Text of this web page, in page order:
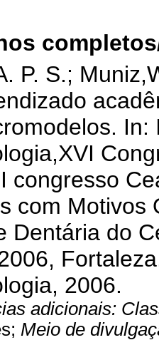
P. S.;
congresso
com Motivos
Dentária do
2006.
adicionais:
Meio de